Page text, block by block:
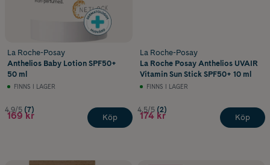
La Roche-Posay
Anthelios Baby Lotion SPF50+
50 ml
FINNS I LAGER
4.9/5 (7)
169 kr Köp
La Roche-Posay
La Roche Posay Anthelios UVAIR
Vitamin Sun Stick SPF50+​ 10 ml
FINNS I LAGER
4.5/5 (2)
174 kr Köp